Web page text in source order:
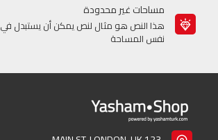
مساحات غير محدودة
هذا النص هو مثال لنص يمكن أن يستبدل في
نفس المساحة